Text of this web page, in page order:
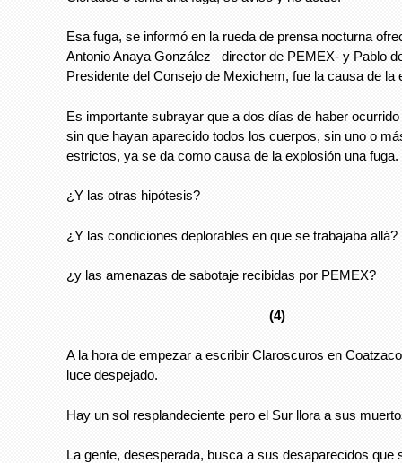
Esa fuga, se informó en la rueda de prensa nocturna
Antonio Anaya González –director de PEMEX- y Pablo
Presidente del Consejo de Mexichem, fue la causa de la
Es importante subrayar que a dos días de haber
sin que hayan aparecido todos los cuerpos, sin uno o
estrictos, ya se da como causa de la explosión una fuga.
¿Y las otras hipótesis?
¿Y las condiciones deplorables en que se trabajaba allá?
¿y las amenazas de sabotaje recibidas por PEMEX?
(4)
A la hora de empezar a escribir Claroscuros en
luce despejado.
Hay un sol resplandeciente pero el Sur llora a sus
La gente, desesperada, busca a sus desaparecidos que